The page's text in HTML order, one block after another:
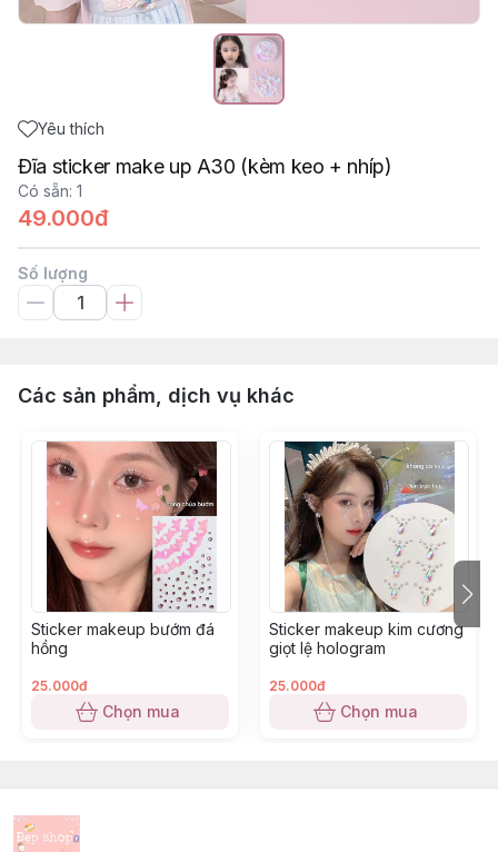
Yêu thích
Đĩa sticker make up A30 (kèm keo + nhíp)
Có sẵn: 1
49.000đ
Số lượng
Các sản phẩm, dịch vụ khác
Sticker makeup bướm đá
hồng
25.000đ
Chọn mua
Sticker makeup kim cương
giọt lệ hologram
25.000đ
Chọn mua